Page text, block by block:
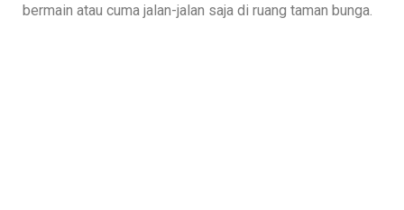
bermain atau cuma jalan-jalan saja di ruang taman bunga.